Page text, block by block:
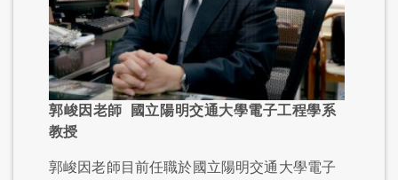
郭峻因老師 國立陽明交通大學電子工程學系
教授
郭峻因老師目前任職於國立陽明交通大學電子